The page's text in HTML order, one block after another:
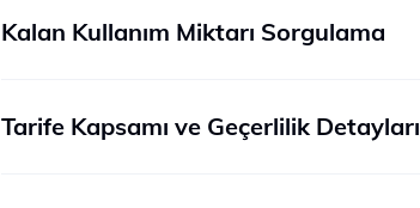
Kalan Kullanım Miktarı Sorgulama
Tarife Kapsamı ve Geçerlilik Detayları